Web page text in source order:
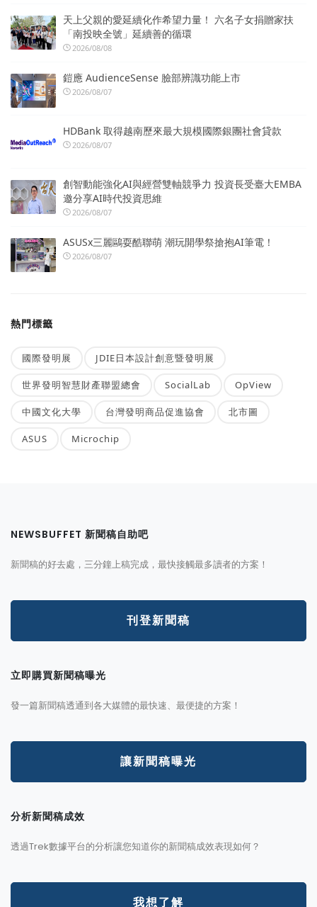
天上父親的愛延續化作希望力量！ 六名子女捐贈家扶
「南投映全號」延續善的循環
2026/08/08
鎧應 AudienceSense 臉部辨識功能上市
2026/08/07
HDBank 取得越南歷來最大規模國際銀團社會貸款
2026/08/07
創智動能強化AI與經營雙軸競爭力 投資長受臺大EMBA
邀分享AI時代投資思維
2026/08/07
ASUSx三麗鷗耍酷聯萌 潮玩開學祭搶抱AI筆電！
2026/08/07
熱門標籤
國際發明展 JDIE日本設計創意暨發明展
世界發明智慧財產聯盟總會 SocialLab OpView
中國文化大學 台灣發明商品促進協會 北市圖
ASUS Microchip
NEWSBUFFET 新聞稿自助吧
新聞稿的好去處，三分鐘上稿完成，最快接觸最多讀者的方案！
刊登新聞稿
立即購買新聞稿曝光
發一篇新聞稿透通到各大媒體的最快速、最便捷的方案！
讓新聞稿曝光
分析新聞稿成效
透過Trek數據平台的分析讓您知道你的新聞稿成效表現如何？
我想了解